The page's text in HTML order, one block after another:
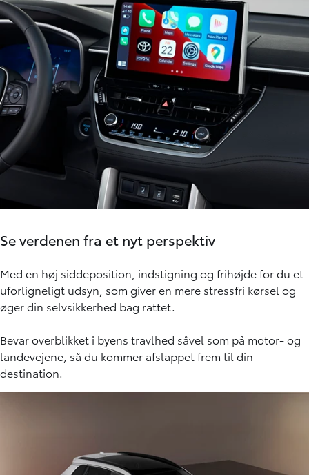
Se verdenen fra et nyt perspektiv
Med en høj siddeposition, indstigning og frihøjde for du et
uforligneligt udsyn, som giver en mere stressfri kørsel og
øger din selvsikkerhed bag rattet.
Bevar overblikket i byens travlhed såvel som på motor- og
landevejene, så du kommer afslappet frem til din
destination.